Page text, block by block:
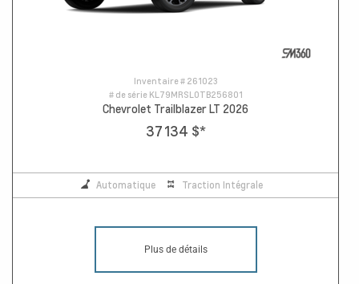
Inventaire # 261023
# de série KL79MRSL0TB256801
Chevrolet Trailblazer LT 2026
37 134 $*
Automatique Traction Intégrale
Plus de détails